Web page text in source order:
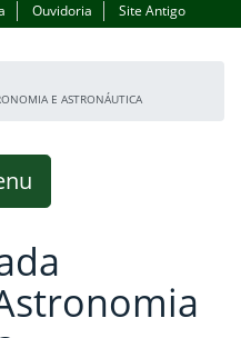
Ouvidoria Site Antigo
E ASTRONÁUTICA